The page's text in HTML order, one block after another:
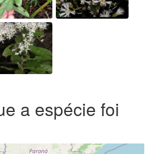
a espécie foi